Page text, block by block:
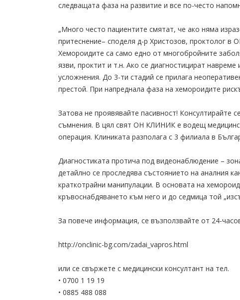
следващата фаза на развитие и все по-често
„Много често пациентите смятат, че ако няма
притеснение– споделя д-р Христозов, проктолог
Хемороидите са само едно от многобройните
язви, проктит и т.н. Ако се диагностицират
усложнения. До 3-ти стадий се прилага
престой. При напреднала фаза на хемороидите
Затова не проявявайте пасивност! Консултирайте
съмнения. В цял свят ОН КЛИНИК е водещ
операция. Клиниката разполага с 3 филиала в
Диагностиката протича под видеонаблюдение –
детайлно се проследява състоянието на аналния
краткотрайни манипулации. В основата на
кръвоснабдяването към него и до седмица той
За повече информация, се възползвайте от 24-
http://onclinic-bg.com/zadai_vapros.html
или се свържете с медицински консултант на тел.
• 0700 1 19 19
• 0885 488 088